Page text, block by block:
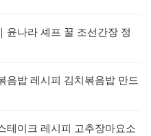
윤나라 셰프 꿀 조선간장 정
음밥 레시피 김치볶음밥 만드
테이크 레시피 고추장마요소